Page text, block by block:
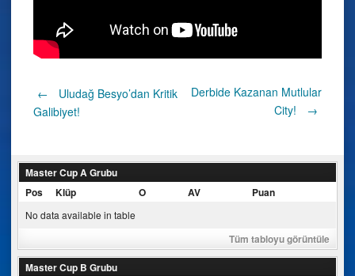
Post
←
Uludağ Besyo’dan Kritik
Galibiyet!
Derbide Kazanan Mutlular
City!
→
Master Cup A Grubu
Pos
Klüp O AV Puan
No data available in table
Tüm tabloyu görüntüle
Master Cup B Grubu